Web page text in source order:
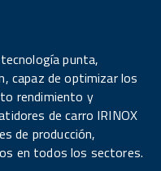
punta,
capaz de optimizar los
rendimiento y
de carro IRINOX
de producción,
en todos los sectores.